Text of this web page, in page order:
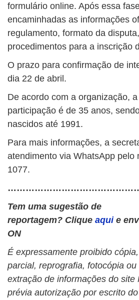
formulário online. Após essa
encaminhadas as informações
regulamento, formato da
procedimentos para a inscrição
O prazo para confirmação de
dia 22 de abril.
De acordo com a organização,
participação é de 35 anos,
nascidos até 1991.
Para mais informações, a
atendimento via WhatsApp pelo
1077.
Tem uma sugestão de
reportagem? Clique aqui e
ON
É expressamente proibido
parcial, reprografia, fotocópia
extração de informações do site
prévia autorização por escrito